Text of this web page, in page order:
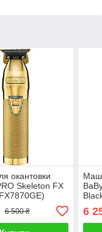
окантовки
Skeleton FX
6 500 ₴ 6